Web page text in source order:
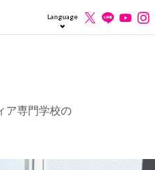
Language
ア専門学校の